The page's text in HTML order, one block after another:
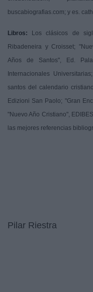
buscabiografias.com; y es.
Libros: Los clásicos de
Ribadeneira y Croisset;
Años de Santos", Ed.
Internacionales
santos del calendario
Edizioni San Paolo; "Gran
"Nuevo Año Cristiano",
las mejores referencias
Pilar Riestra